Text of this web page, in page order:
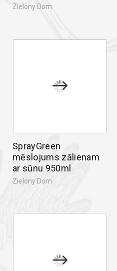
Zielony Dom
SprayGreen
mēslojums zālienam
ar sūnu 950ml
Zielony Dom